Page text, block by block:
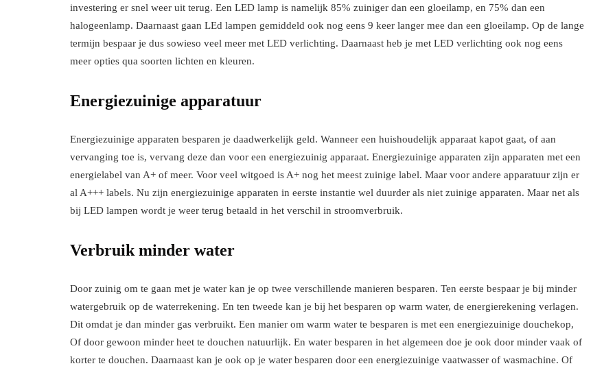
investering er snel weer uit terug. Een LED lamp is namelijk 85% zuiniger dan een gloeilamp, en 75% dan een
halogeenlamp. Daarnaast gaan LEd lampen gemiddeld ook nog eens 9 keer langer mee dan een gloeilamp. Op de lange
termijn bespaar je dus sowieso veel meer met LED verlichting. Daarnaast heb je met LED verlichting ook nog eens
meer opties qua soorten lichten en kleuren.
Energiezuinige apparatuur
Energiezuinige apparaten besparen je daadwerkelijk geld. Wanneer een huishoudelijk apparaat kapot gaat, of aan
vervanging toe is, vervang deze dan voor een energiezuinig apparaat. Energiezuinige apparaten zijn apparaten met een
energielabel van A+ of meer. Voor veel witgoed is A+ nog het meest zuinige label. Maar voor andere apparatuur zijn er
al A+++ labels. Nu zijn energiezuinige apparaten in eerste instantie wel duurder als niet zuinige apparaten. Maar net als
bij LED lampen wordt je weer terug betaald in het verschil in stroomverbruik.
Verbruik minder water
Door zuinig om te gaan met je water kan je op twee verschillende manieren besparen. Ten eerste bespaar je bij minder
watergebruik op de waterrekening. En ten tweede kan je bij het besparen op warm water, de energierekening verlagen.
Dit omdat je dan minder gas verbruikt. Een manier om warm water te besparen is met een energiezuinige douchekop,
Of door gewoon minder heet te douchen natuurlijk. En water besparen in het algemeen doe je ook door minder vaak of
korter te douchen. Daarnaast kan je ook op je water besparen door een energiezuinige vaatwasser of wasmachine. Of